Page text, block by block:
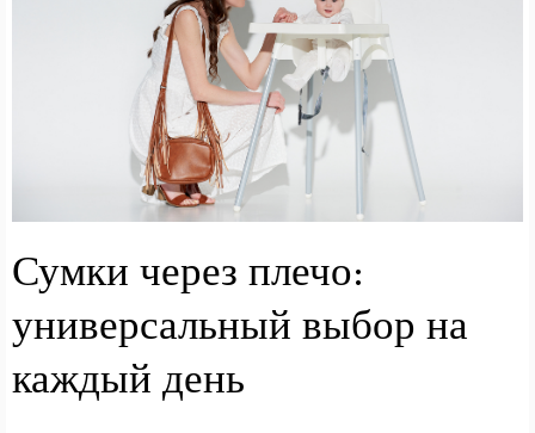
Сумки через плечо:
универсальный выбор на
каждый день